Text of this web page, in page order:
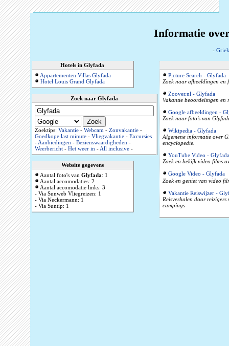
Informatie
-
Hotels in Glyfada
Appartementen Villas Glyfada
Hotel Louis Grand Glyfada
Zoek naar Glyfada
Zoektips: Vakantie- Webcam- Zonvakantie-
Goedkope last minute- Vliegvakantie- Excursies
-Aanbiedingen- Bezienswaardigheden-
Weerbericht- Het weer in-All inclusive-
Website gegevens
Aantal foto's van Glyfada: 1
Aantal accomodaties: 2
Aantal accomodatie links: 3
- Via Sunweb Vliegreizen: 1
- Via Neckermann: 1
- Via Suntip: 1
Picture Search - Glyfada
Zoek naar afbeeldingen en
Zoover.nl - Glyfada
Vakantie beoordelingen en
Google afbeeldingen -
Zoek naar foto's van
Wikipedia - Glyfada
Algemene informatie over
encyclopedie.
YouTube Video - Glyfada
Zoek en bekijk video films
Google Video - Glyfada
Zoek en geniet van video
Vakantie Reiswijzer -
Reisverhalen door reizigers
campings